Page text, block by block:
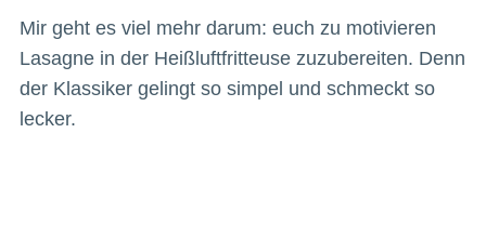
Mir geht es viel mehr darum: euch zu motivieren
Lasagne in der Heißluftfritteuse zuzubereiten. Denn
der Klassiker gelingt so simpel und schmeckt so
lecker.